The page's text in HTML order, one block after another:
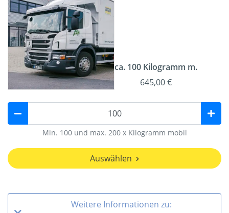
ca. 100 Kilogramm m.
645,00 €
Min. 100 und max. 200 x Kilogramm mobil
Auswählen
Weitere Informationen zu: